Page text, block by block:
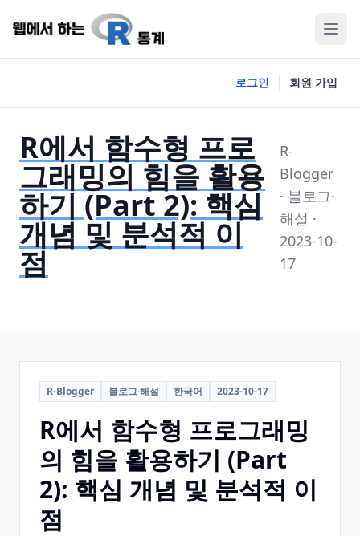
로그인 회원 가입
R에서 함수형 프로
그래밍의 힘을 활용
하기 (Part 2): 핵심
개념 및 분석적 이
점
R-
Blogger
· 블로그·
해설 ·
2023-10-
17
R-Blogger 블로그·해설 한국어 2023-10-17
R에서 함수형 프로그래밍
의 힘을 활용하기 (Part
2): 핵심 개념 및 분석적 이
점